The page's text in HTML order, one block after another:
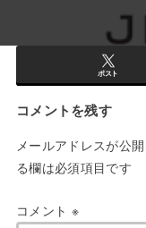
ポスト
コメントを残す
メールアドレスが公
る欄は必須項目です
コメント ※